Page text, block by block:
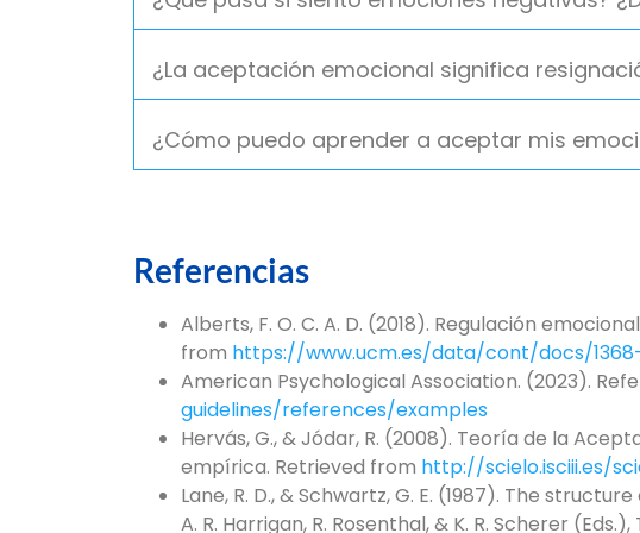
¿La aceptación emocional significa
¿Cómo puedo aprender a aceptar mis
Referencias
Alberts, F. O. C. A. D. (2018). Regulación
from https://www.ucm.es/data/cont/docs/1368-
American Psychological Association. (2023).
guidelines/references/examples
Hervás, G., & Jódar, R. (2008). Teoría de la
empírica. Retrieved from http://scielo.isciii.es/
Lane, R. D., & Schwartz, G. E. (1987). The
A. R. Harrigan, R. Rosenthal, & K. R. Scherer